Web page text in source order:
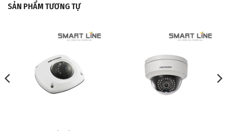
SẢN PHẨM TƯƠNG TỰ